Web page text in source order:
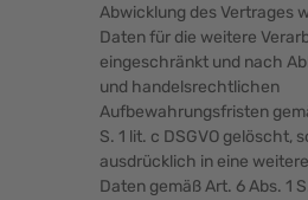
Abwicklung des Vertrages
Daten für die weitere
eingeschränkt und nach
und handelsrechtlichen
Aufbewahrungsfristen
S. 1 lit. c DSGVO gelöscht,
ausdrücklich in eine
Daten gemäß Art. 6 Abs. 1